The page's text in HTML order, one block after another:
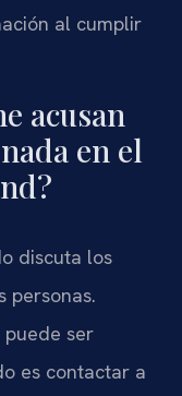
al cumplir
acusan
en el
discuta los
personas.
ser
es contactar a